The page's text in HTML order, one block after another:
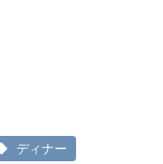
ディナー